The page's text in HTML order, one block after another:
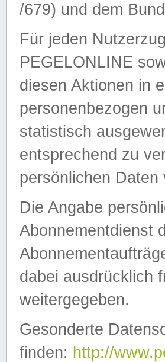
/679) und dem
Für jeden
PEGELONLINE
diesen Aktionen in
personenbezogen
statistisch
entsprechend zu
persönlichen Daten
Die Angabe
Abonnementdienst
dabei ausdrücklich
weitergegeben.
Gesonderte
finden: http://